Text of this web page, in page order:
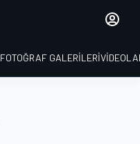
FOTOĞRAF GALERILERI